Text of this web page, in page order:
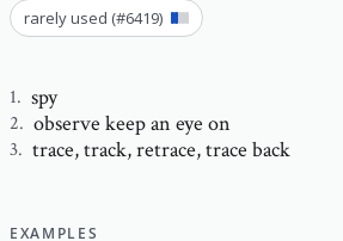
rarely used (#6419)
1. spy
2. observe keep an eye on
3. trace,track, retrace, trace back
EXAMPLES